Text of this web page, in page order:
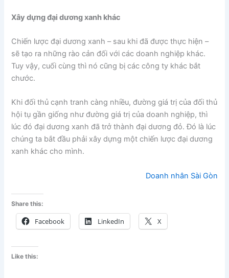
Xây dựng đại dương xanh khác
Chiến lược đại dương xanh – sau khi đã được thực hiện –
sẽ tạo ra những rào cản đối với các doanh nghiệp khác.
Tuy vậy, cuối cùng thì nó cũng bị các công ty khác bắt
chước.
Khi đối thủ cạnh tranh càng nhiều, đường giá trị của đối thủ
hội tụ gần giống như đường giá trị của doanh nghiệp, thì
lúc đó đại dương xanh đã trở thành đại dương đỏ. Đó là lúc
chúng ta bắt đầu phải xây dựng một chiến lược đại dương
xanh khác cho mình.
Doanh nhân Sài Gòn
Share this:
Facebook LinkedIn X
Like this: